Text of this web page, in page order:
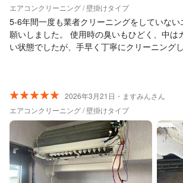
エアコンクリーニング / 壁掛けタイプ
5-6年間一度も業者クリーニングをしていな
願いしました。 使用時の臭いもひどく、中は
い状態でしたが、手早く丁寧にクリーニング
た。 またエアコンのクリーニングをお願い
2026年3月21日・ますみんさん
エアコンクリーニング / 壁掛けタイプ